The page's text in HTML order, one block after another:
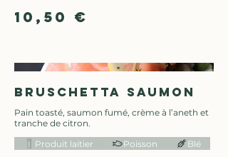
10,50 €
Bruschetta Saumon
Pain toasté, saumon fumé, crème à l’aneth et
tranche de citron.
Produit laitier Poisson Blé